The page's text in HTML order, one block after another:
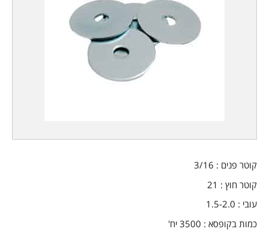
קוטר פנים : 3/16
קוטר חוץ : 21
עובי : 1.5-2.0
כמות בקופסא : 3500 יח'